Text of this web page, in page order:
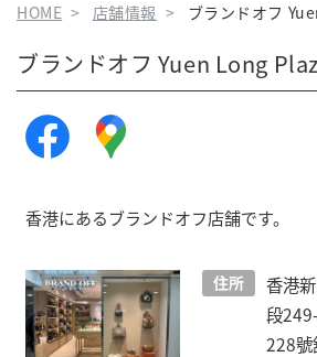
HOME 店舗情報 ブランドオフ
ブランドオフ Yuen Long
香港にあるブランドオフ店舗です。
住所
香港
段
228號